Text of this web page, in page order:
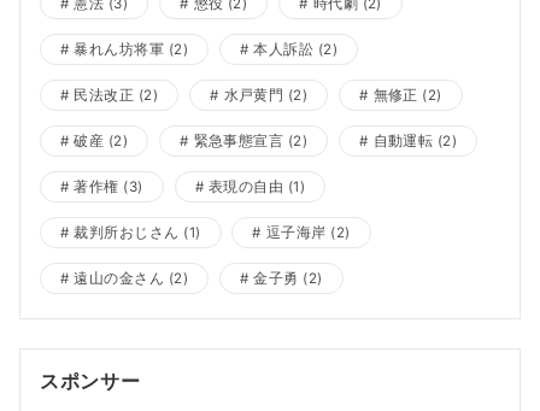
暴れん坊将軍 (2) 本人訴訟 (2)
民法改正 (2) 水戸黄門 (2) 無修正 (2)
破産 (2) 緊急事態宣言 (2) 自動運転 (2)
著作権 (3) 表現の自由 (1)
裁判所おじさん (1) 逗子海岸 (2)
遠山の金さん (2) 金子勇 (2)
スポンサー